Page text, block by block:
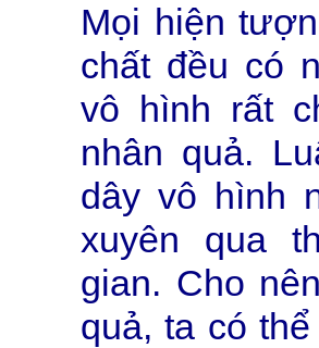
Mọi hiện
chất đều có
vô hình rất
nhân quả.
dây vô hình
xuyên qua
gian. Cho
quả, ta có